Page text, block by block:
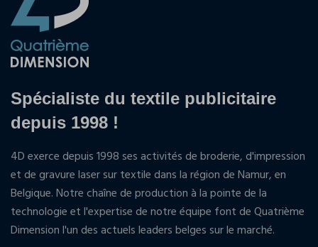
Spécialiste du textile publicitaire
depuis 1998 !
4D exerce depuis 1998 ses activités de broderie, d'impression
et de gravure laser sur textile dans la région de Namur, en
Belgique. Notre chaîne de production à la pointe de la
technologie et l'expertise de notre équipe font de Quatrième
Dimension l'un des actuels leaders belges sur le marché.